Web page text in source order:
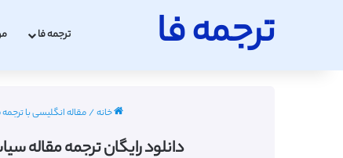
ترجمه فا ترجمه فا
خانه/مقاله انگلیسی با
دانلود رایگان ترجمه مقاله